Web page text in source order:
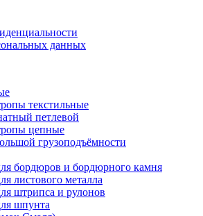
данных
текстильные
петлевой
цепные
грузоподъёмности
бордюров и бордюрного камня
листового металла
штрипса и рулонов
шпунта